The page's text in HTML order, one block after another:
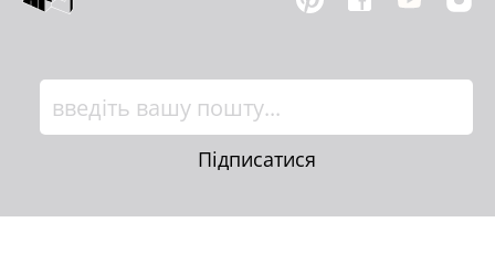
Підписатися